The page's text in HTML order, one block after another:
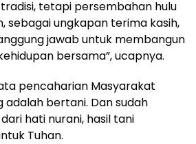
tetapi persembahan hulu
sebagai ungkapan terima kasih,
jawab untuk membangun
bersama”, ucapnya.
pencaharian Masyarakat
adalah bertani. Dan sudah
hati nurani, hasil tani
Tuhan.